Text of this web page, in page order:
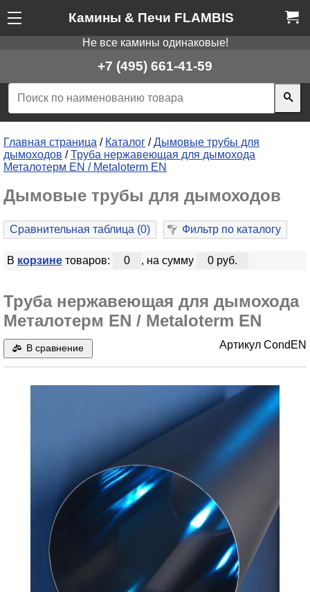
Камины & Печи FLAMBIS
Не все камины одинаковые!
+7 (495) 661-41-59
Главная страница / Каталог /Дымовые трубы для
дымоходов /Труба нержавеющая для дымохода
Металотерм EN / Metaloterm EN
Дымовые трубы для дымоходов
Сравнительная таблица (0) Фильтр по каталогу
В корзинетоваров: 0 , на сумму 0 руб.
Труба нержавеющая для дымохода
Металотерм EN / Metaloterm EN
В сравнение Артикул CondEN